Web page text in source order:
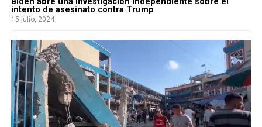
intento de asesinato contra Trump
15 julio, 2024